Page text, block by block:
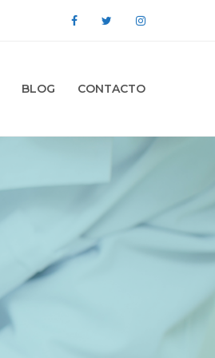
BLOG CONTACTO